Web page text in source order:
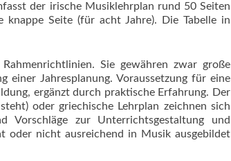
der irische Musiklehrplan rund 50 Seiten
knappe Seite (für acht Jahre). Die Tabelle in
Sie gewähren zwar große
einer Jahresplanung. Voraussetzung für eine
ergänzt durch praktische Erfahrung. Der
oder griechische Lehrplan zeichnen sich
Vorschläge zur Unterrichtsgestaltung und
oder nicht ausreichend in Musik ausgebildet